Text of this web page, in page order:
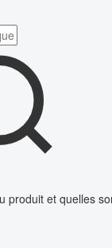
produit et quelles